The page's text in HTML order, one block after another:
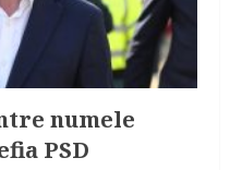
numele
PSD